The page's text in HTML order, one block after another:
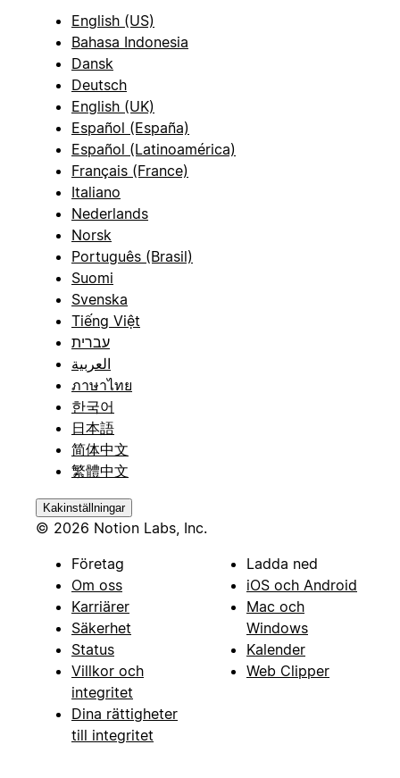
English (US)
Bahasa Indonesia
Dansk
Deutsch
English (UK)
Español (España)
Español (Latinoamérica)
Français (France)
Italiano
Nederlands
Norsk
Português (Brasil)
Suomi
Svenska
Tiếng Việt
עברית
العربية
ภาษาไทย
한국어
日本語
简体中文
繁體中文
Kakinställningar
© 2026 Notion Labs, Inc.
Företag
Om oss
Karriärer
Säkerhet
Status
Villkor och
integritet
Dina rättigheter
till integritet
Ladda ned
iOS och Android
Mac och
Windows
Kalender
Web Clipper